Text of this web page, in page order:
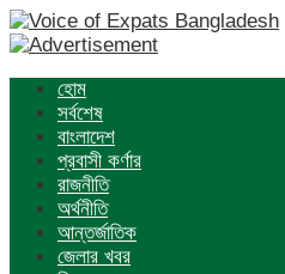
হোম
সর্বশেষ
বাংলাদেশ
প্রবাসী কর্ণার
রাজনীতি
অর্থনীতি
আন্তর্জাতিক
জেলার খবর